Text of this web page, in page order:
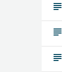
subject
subject
subject